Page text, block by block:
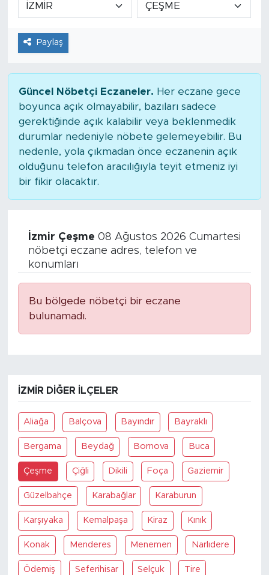
Paylaş
Güncel Nöbetçi Eczaneler. Her eczane gece
boyunca açık olmayabilir, bazıları sadece
gerektiğinde açık kalabilir veya beklenmedik
durumlar nedeniyle nöbete gelemeyebilir. Bu
nedenle, yola çıkmadan önce eczanenin açık
olduğunu telefon aracılığıyla teyit etmeniz iyi
bir fikir olacaktır.
İzmir Çeşme 08 Ağustos 2026 Cumartesi
nöbetçi eczane adres, telefon ve
konumları
Bu bölgede nöbetçi bir eczane
bulunamadı.
İZMIR DIĞER İLÇELER
Aliağa Balçova Bayındır Bayraklı
Bergama Beydağ Bornova Buca
Çeşme Çiğli Dikili Foça Gaziemir
Güzelbahçe Karabağlar Karaburun
Karşıyaka Kemalpaşa Kiraz Kınık
Konak Menderes Menemen Narlıdere
Ödemiş Seferihisar Selçuk Tire
Tarihçe
Resmi İlanlar
Foto Şaka
Politika